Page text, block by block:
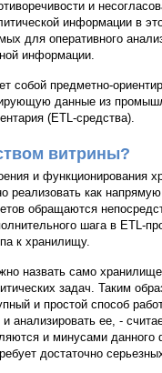
и
информации в
для оперативного
информации.
собой предметно-
данные из
(ETL-средства).
витрины?
и функционирования
реализовать как
обращаются
шага в ETL-
к хранилищу.
назвать само
задач. Таким
и простой способ
ее, -
и минусами
достаточно